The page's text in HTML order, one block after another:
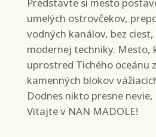
Predstavte si mesto
umelých ostrovčekov,
vodných kanálov, bez ciest,
modernej techniky. Mesto,
uprostred Tichého oceánu
kamenných blokov
Dodnes nikto presne nevie,
Vitajte v NAN MADOLE!